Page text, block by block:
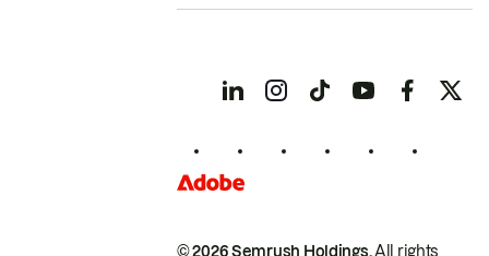
© 2026 Semrush Holdings.All rights